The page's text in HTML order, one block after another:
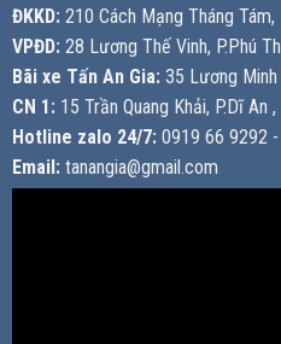
ĐKKD: 210 Cách Mạng Tháng Tám,
VPĐD: 28 Lương Thế Vinh, P.Phú
Bãi xe Tấn An Gia: 35 Lương Minh
CN 1: 15 Trần Quang Khải, P.Dĩ An
Hotline zalo 24/7: 0919 66 9292
Email: tanangia@gmail.com